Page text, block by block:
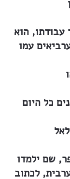
עבודתו, הוא
שם ילמדו
לכתוב